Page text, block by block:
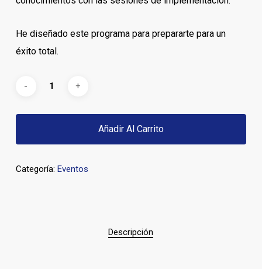
He diseñado este programa para prepararte para un
éxito total.
Añadir Al Carrito
Categoría: Eventos
Descripción